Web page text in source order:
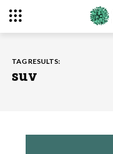
TAG RESULTS:
suv